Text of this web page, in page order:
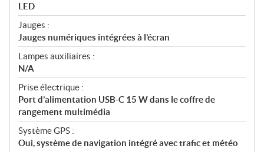
LED
Jauges :
Jauges numériques intégrées à l’écran
Lampes auxiliaires :
N/A
Prise électrique :
Port d’alimentation USB-C 15 W dans le coffre de
rangement multimédia
Système GPS :
Oui, système de navigation intégré avec trafic et météo